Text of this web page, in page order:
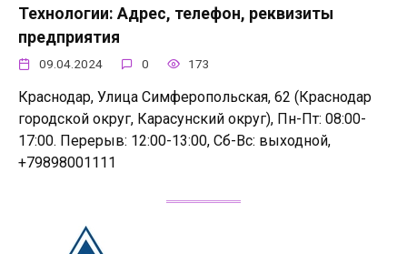
Технологии: Адрес, телефон, реквизиты
предприятия
09.04.2024 0 173
Краснодар, Улица Симферопольская, 62 (Краснодар
городской округ, Карасунский округ), Пн-Пт: 08:00-
17:00. Перерыв: 12:00-13:00, Сб-Вс: выходной,
+79898001111